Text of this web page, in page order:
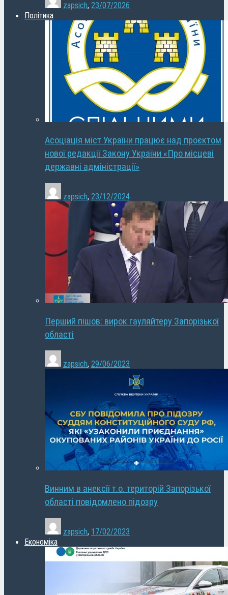
zapsich, 23/07/2026
Політика
Асоціація міст України працює над проєктом
нової редакції Закону України «Про місцеві
державні адміністрації»
zapsich, 23/12/2024
Перший пішов: вирок гауляйтеру Запорізької
області
zapsich, 29/06/2023
Винним в анексії т.о. територій Запорізької
області повідомлено підозру
zapsich, 17/02/2023
Економіка